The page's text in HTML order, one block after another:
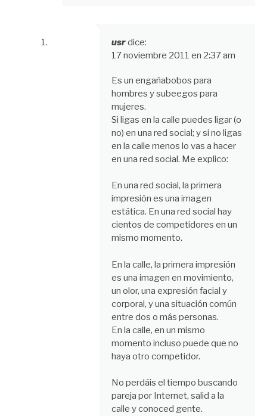
usrdice:
17 noviembre 2011 en 2:37 am
Es un engañabobos para
hombres y subeegos para
mujeres.
Si ligas en la calle puedes ligar (o
no) en una red social; y si no ligas
en la calle menos lo vas a hacer
en una red social. Me explico:
En una red social, la primera
impresión es una imagen
estática. En una red social hay
cientos de competidores en un
mismo momento.
En la calle, la primera impresión
es una imagen en movimiento,
un olor, una expresión facial y
corporal, y una situación común
entre dos o más personas.
En la calle, en un mismo
momento incluso puede que no
haya otro competidor.
No perdáis el tiempo buscando
pareja por Internet, salid a la
calle y conoced gente.